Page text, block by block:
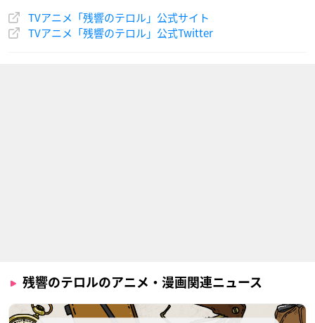
TVアニメ「残響のテロル」公式サイト
TVアニメ「残響のテロル」公式Twitter
残響のテロルのアニメ・漫画関連ニュース